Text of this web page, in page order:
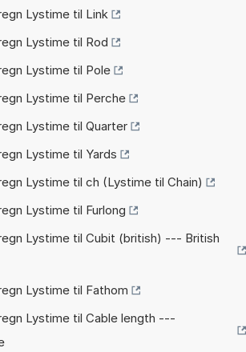
Lystime til Link
Lystime til Rod
Lystime til Pole
Lystime til Perche
Lystime til Quarter
Lystime til Yards
Lystime til ch (Lystime til Chain)
Lystime til Furlong
Lystime til Cubit (british) --- British
Lystime til Fathom
Lystime til Cable length ---